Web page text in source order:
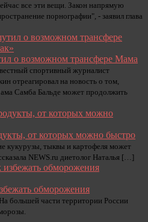
все эти вещи. Закон напрямую
порнографии", - заявил глава
о возможном трансфере Мама
спортивный журналист
отреагировал на новость о том,
Самба Бальде может продолжить
от которых можно быстро
кукурузы, тыквы и картофеля может
NEWS.ru диетолог Наталья […]
обморожения
На большей части территории России